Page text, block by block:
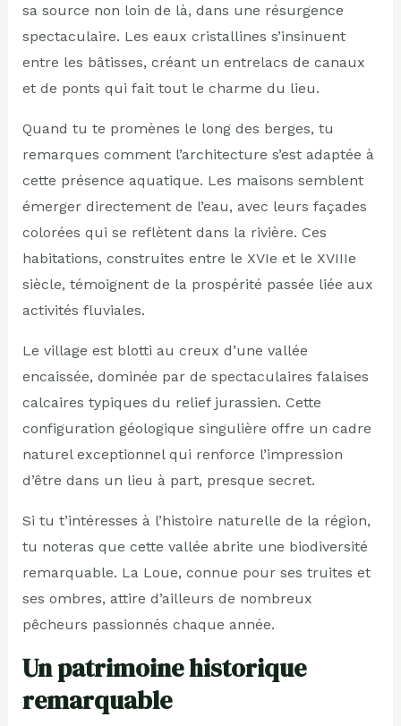
sa source non loin de là, dans une résurgence
spectaculaire. Les eaux cristallines s’insinuent
entre les bâtisses, créant un entrelacs de canaux
et de ponts qui fait tout le charme du lieu.
Quand tu te promènes le long des berges, tu
remarques comment l’architecture s’est adaptée à
cette présence aquatique. Les maisons semblent
émerger directement de l’eau, avec leurs façades
colorées qui se reflètent dans la rivière. Ces
habitations, construites entre le XVIe et le XVIIIe
siècle, témoignent de la prospérité passée liée aux
activités fluviales.
Le village est blotti au creux d’une vallée
encaissée, dominée par de spectaculaires falaises
calcaires typiques du relief jurassien. Cette
configuration géologique singulière offre un cadre
naturel exceptionnel qui renforce l’impression
d’être dans un lieu à part, presque secret.
Si tu t’intéresses à l’histoire naturelle de la région,
tu noteras que cette vallée abrite une biodiversité
remarquable. La Loue, connue pour ses truites et
ses ombres, attire d’ailleurs de nombreux
pêcheurs passionnés chaque année.
Un patrimoine historique
remarquable